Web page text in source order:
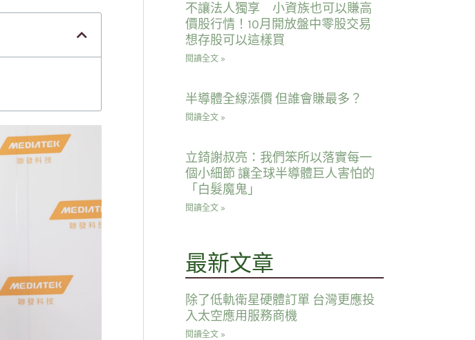
不讓法人獨享 小資族也可以賺高
價股行情！10月開放盤中零股交易
想存股可以這樣買
閱讀全文 »
半導體全線漲價 但誰會賺最多？
閱讀全文 »
立錡謝叔亮：我們笨所以落實每一
個小細節 讓全球半導體巨人害怕的
「白髮魔鬼」
閱讀全文 »
最新文章
除了低軌衛星硬體訂單 台灣更應投
入太空應用服務商機
閱讀全文 »